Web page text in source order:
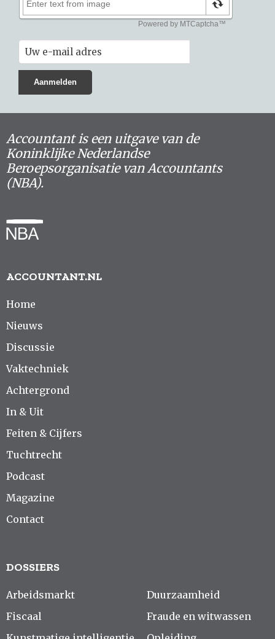
Accountant is een uitgave van de
Koninklijke Nederlandse
Beroepsorganisatie van Accountants
(NBA).
ACCOUNTANT.NL
Home
Nieuws
Discussie
Vaktechniek
Achtergrond
In & Uit
Feiten & Cijfers
Tuchtrecht
Podcast
Magazine
Contact
DOSSIERS
Arbeidsmarkt
Fiscaal
Duurzaamheid
Fraude en witwassen